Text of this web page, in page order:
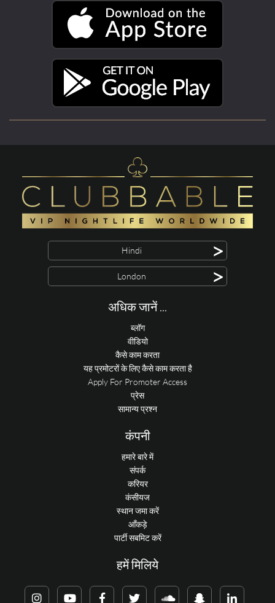
Hindi >
London >
अधिक जानें ...
ब्लॉग
वीडियो
कैसे काम करता
यह प्रमोटरों के लिए कैसे काम करता है
Apply For Promoter Access
प्रेस
सामान्य प्रश्न
कंपनी
हमारे बारे में
संपर्क
करियर
कंसीयज
स्थान जमा करें
आँकड़े
पार्टी सबमिट करें
हमें मिलिये